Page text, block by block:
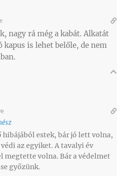
nagy rá még a kabát. Alkatát
is lehet belőle, de nem
hibájából estek, bár jó lett volna,
az egyiket. A tavalyi év
megtette volna. Bár a védelmet
győzünk.